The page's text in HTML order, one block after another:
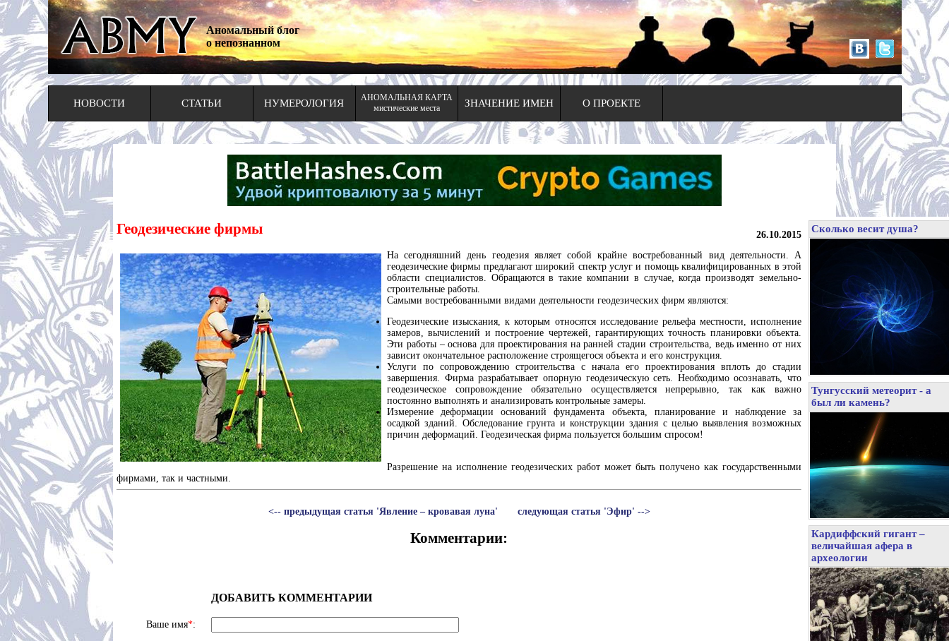
Аномальный блог
о непознанном
НОВОСТИ СТАТЬИ НУМЕРОЛОГИЯ
АНОМАЛЬНАЯ КАРТА
мистические места
ЗНАЧЕНИЕ ИМЕН О ПРОЕКТЕ
Геодезические фирмы
26.10.2015
На сегодняшний день геодезия являет собой крайне востребованный вид деятельности. А
геодезические фирмы предлагают широкий спектр услуг и помощь квалифицированных в этой
области специалистов. Обращаются в такие компании в случае, когда производят земельно-
строительные работы.
Самыми востребованными видами деятельности геодезических фирм являются:
Геодезические изыскания, к которым относятся исследование рельефа местности, исполнение
замеров, вычислений и построение чертежей, гарантирующих точность планировки объекта.
Эти работы – основа для проектирования на ранней стадии строительства, ведь именно от них
зависит окончательное расположение строящегося объекта и его конструкция.
Услуги по сопровождению строительства с начала его проектирования вплоть до стадии
завершения. Фирма разрабатывает опорную геодезическую сеть. Необходимо осознавать, что
геодезическое сопровождение обязательно осуществляется непрерывно, так как важно
постоянно выполнять и анализировать контрольные замеры.
Измерение деформации оснований фундамента объекта, планирование и наблюдение за
осадкой зданий. Обследование грунта и конструкции здания с целью выявления возможных
причин деформаций. Геодезическая фирма пользуется большим спросом!
Разрешение на исполнение геодезических работ может быть получено как государственными
фирмами, так и частными.
<-- предыдущая статья 'Явление – кровавая луна' следующая статья 'Эфир' -->
Комментарии:
ДОБАВИТЬ КОММЕНТАРИИ
Ваше имя*:
Сколько весит душа?
Тунгусский метеорит - а
был ли камень?
Кардиффский гигант –
величайшая афера в
археологии